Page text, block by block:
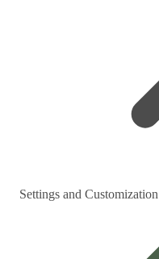
Settings and Customization